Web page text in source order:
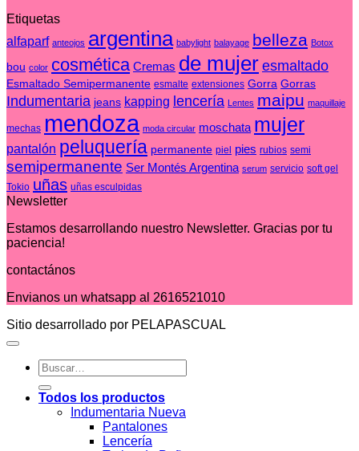
Test
Etiquetas
alfaparf anteojos argentina babylight balayage belleza Botox
bou color cosmética Cremas de mujer esmaltado
Esmaltado Semipermanente esmalte extensiones Gorra Gorras
Indumentaria jeans kapping lencería Lentes maipu maquillaje
mechas mendoza moda circular moschata mujer
pantalón peluquería permanente piel pies rubios semi
semipermanente Ser Montés Argentina serum servicio soft gel
Tokio uñas uñas esculpidas
Newsletter
Estamos desarrollando nuestro Newsletter. Gracias por tu
paciencia!
contactános
Envianos un whatsapp al 2616521010
Sitio desarrollado por PELAPASCUAL
Buscar
por:
Todos los productos
Indumentaria Nueva
Pantalones
Lencería